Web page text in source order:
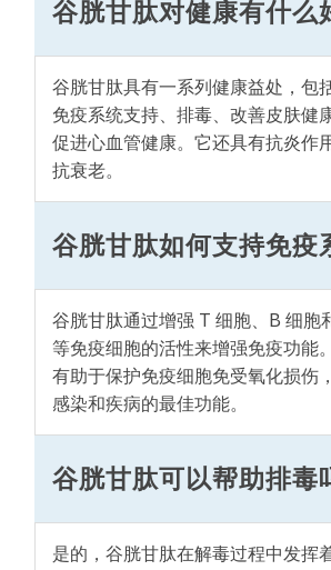
谷胱甘肽对健康有什么
谷胱甘肽具有一系列健康益处，包
免疫系统支持、排毒、改善皮肤健
促进心血管健康。它还具有抗炎作
抗衰老。
谷胱甘肽如何支持免疫
谷胱甘肽通过增强 T 细胞、B 细胞
等免疫细胞的活性来增强免疫功能
有助于保护免疫细胞免受氧化损伤
感染和疾病的最佳功能。
谷胱甘肽可以帮助排毒
是的，谷胱甘肽在解毒过程中发挥